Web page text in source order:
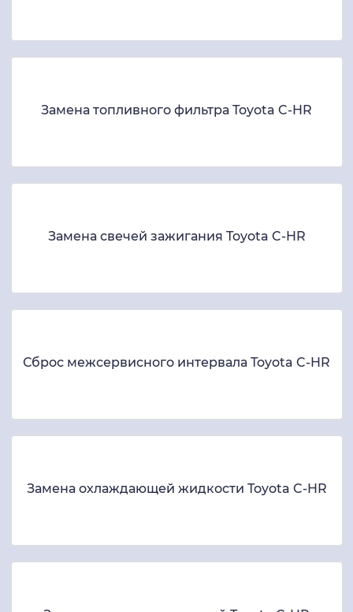
Замена топливного фильтра Toyota C-HR
Замена свечей зажигания Toyota C-HR
Сброс межсервисного интервала Toyota C-HR
Замена охлаждающей жидкости Toyota C-HR